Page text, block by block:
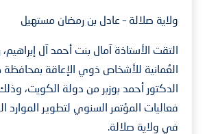
ولاية صلالة – عادل بن رمضان مستهيل
التقت الأستاذة آمال بنت أحمد آل
العُمانية للأشخاص ذوي الإعاقة بمحافظة
الدكتور أحمد بوزبر من دولة الكويت،
فعاليات المؤتمر السنوي لتطوير الموارد
في ولاية صلالة.